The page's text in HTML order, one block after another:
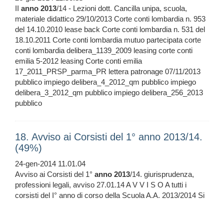
II anno 2013/14 - Lezioni dott. Cancilla unipa, scuola,
materiale didattico 29/10/2013 Corte conti lombardia n. 953
del 14.10.2010 lease back Corte conti lombardia n. 531 del
18.10.2011 Corte conti lombardia mutuo partecipata corte
conti lombardia delibera_1139_2009 leasing corte conti
emilia 5-2012 leasing Corte conti emilia
17_2011_PRSP_parma_PR lettera patronage 07/11/2013
pubblico impiego delibera_4_2012_qm pubblico impiego
delibera_3_2012_qm pubblico impiego delibera_256_2013
pubblico
18. Avviso ai Corsisti del 1° anno 2013/14.
(49%)
24-gen-2014 11.01.04
Avviso ai Corsisti del 1° anno 2013/14. giurisprudenza,
professioni legali, avviso 27.01.14 A V V I S O A tutti i
corsisti del I° anno di corso della Scuola A.A. 2013/2014 Si